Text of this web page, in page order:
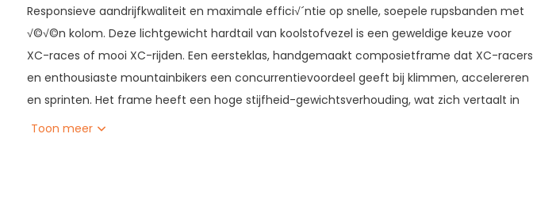
Responsieve aandrijfkwaliteit en maximale effici√´ntie op snelle, soepele rupsbanden met
√©√©n kolom. Deze lichtgewicht hardtail van koolstofvezel is een geweldige keuze voor
XC-races of mooi XC-rijden. Een eersteklas, handgemaakt composietframe dat XC-racers
en enthousiaste mountainbikers een concurrentievoordeel geeft bij klimmen, accelereren
en sprinten. Het frame heeft een hoge stijfheid-gewichtsverhouding, wat zich vertaalt in
een hoge trapeffici√´ntie en nauwkeurige handling op het parcours.
Toon meer